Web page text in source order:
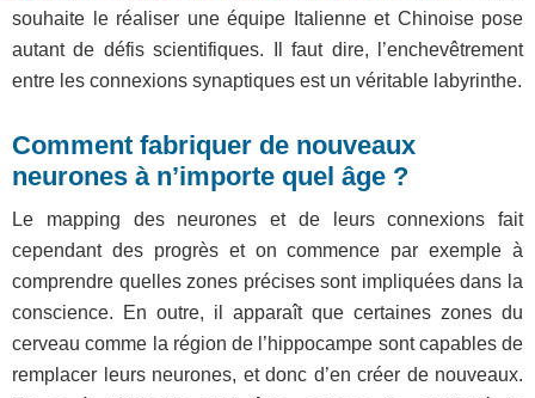
souhaite le réaliser une équipe Italienne et Chinoise pose
autant de défis scientifiques. Il faut dire, l’enchevêtrement
entre les connexions synaptiques est un véritable labyrinthe.
Comment fabriquer de nouveaux
neurones à n’importe quel âge ?
Le mapping des neurones et de leurs connexions fait
cependant des progrès et on commence par exemple à
comprendre quelles zones précises sont impliquées dans la
conscience. En outre, il apparaît que certaines zones du
cerveau comme la région de l’hippocampe sont capables de
remplacer leurs neurones, et donc d’en créer de nouveaux.